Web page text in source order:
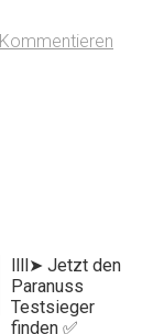
Kommentieren
llll➤ Jetzt den
Paranuss
Testsieger
finden ✅